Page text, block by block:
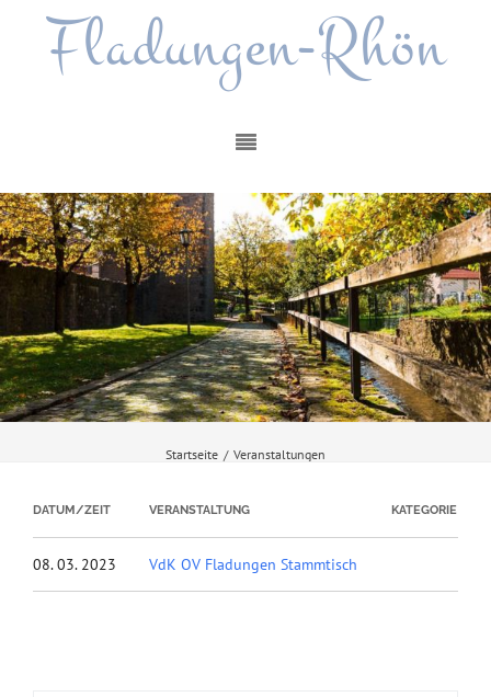
Fladungen-Rhön
Startseite / Veranstaltungen
DATUM/ZEIT VERANSTALTUNG KATEGORIE
08. 03. 2023 VdK OV Fladungen Stammtisch